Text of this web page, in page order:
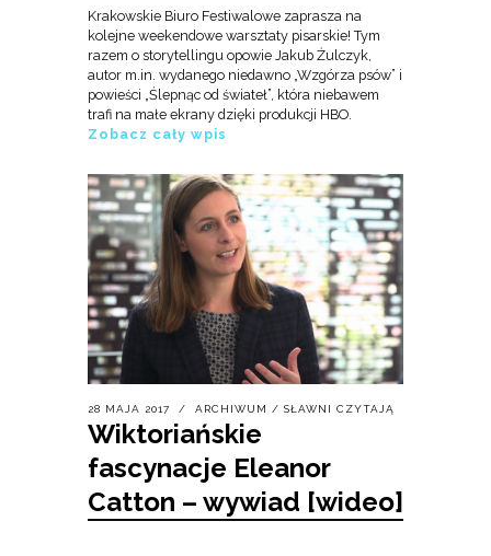
Krakowskie Biuro Festiwalowe zaprasza na
kolejne weekendowe warsztaty pisarskie! Tym
razem o storytellingu opowie Jakub Żulczyk,
autor m.in. wydanego niedawno „Wzgórza psów” i
powieści „Ślepnąc od świateł”, która niebawem
trafi na małe ekrany dzięki produkcji HBO.
Zobacz cały wpis
28 MAJA 2017 ARCHIWUM / SŁAWNI CZYTAJĄ
Wiktoriańskie
fascynacje Eleanor
Catton – wywiad [wideo]